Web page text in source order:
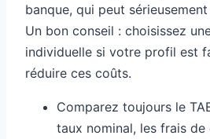
banque, qui peut
Un bon conseil : choisissez
individuelle si votre profil est
réduire ces coûts.
Comparez toujours le
taux nominal, les frais de